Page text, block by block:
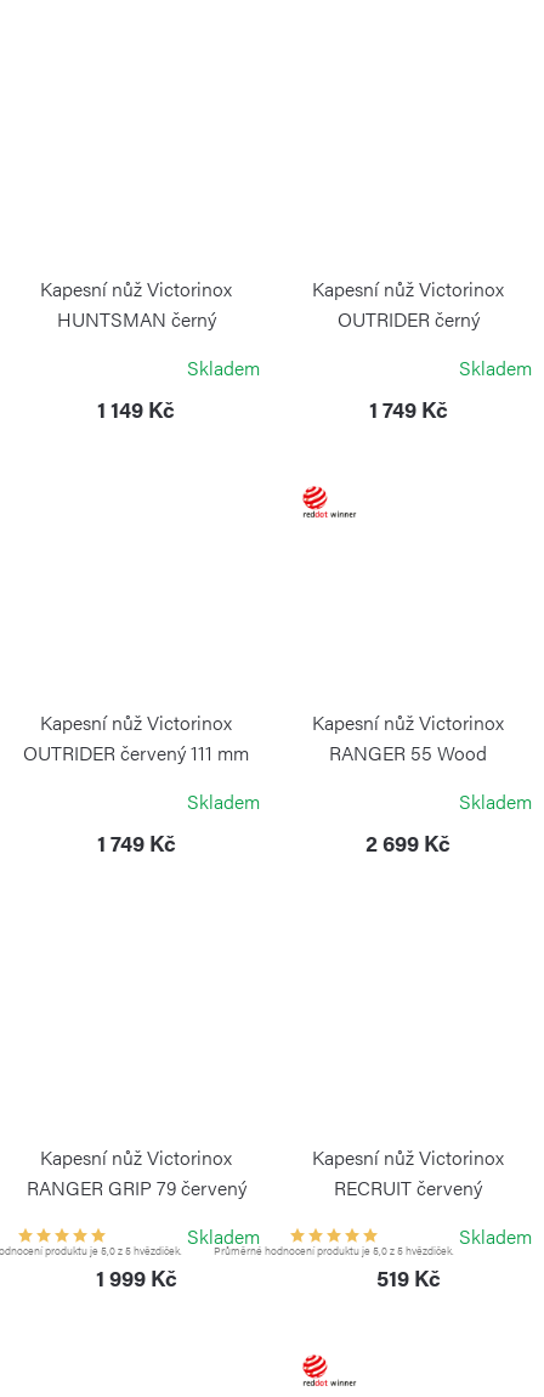
Kapesní nůž Victorinox
HUNTSMAN černý
Skladem
1 149 Kč
Kapesní nůž Victorinox
OUTRIDER černý
Skladem
1 749 Kč
Kapesní nůž Victorinox
OUTRIDER červený 111 mm
Skladem
1 749 Kč
Kapesní nůž Victorinox
RANGER 55 Wood
Skladem
2 699 Kč
Kapesní nůž Victorinox
RANGER GRIP 79 červený
produktu je 5,0 z 5 hvězdiček.
Skladem
1 999 Kč
Kapesní nůž Victorinox
RECRUIT červený
Průměrné hodnocení produktu je 5,0 z 5 hvězdiček.
Skladem
519 Kč